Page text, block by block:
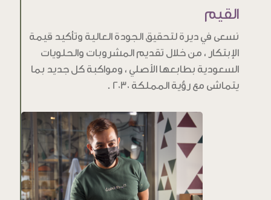
القيم
نسعى في ديرة لتحقيق الجودة العالية وتأكيد قيمة
الإبتكار ، من خلال تقديم المشروبات والحلويات
السعودية بطابعها الأصلي ، ومواكبة كل جديد بما
يتماشى مع رؤية المملكة 2030 .